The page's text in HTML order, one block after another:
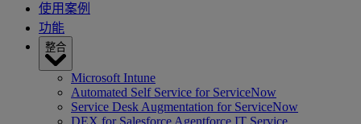
使用案例
功能
整合
Microsoft Intune
Automated Self Service for ServiceNow
Service Desk Augmentation for ServiceNow